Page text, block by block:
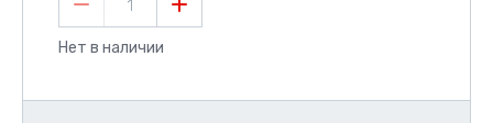
1
Нет в наличии